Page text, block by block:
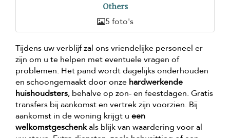
Others
5 foto's
Tijdens uw verblijf zal ons vriendelijke personeel er
zijn om u te helpen met eventuele vragen of
problemen. Het pand wordt dagelijks onderhouden
en schoongemaakt door onze hardwerkende
huishoudsters, behalve op zon- en feestdagen. Gratis
transfers bij aankomst en vertrek zijn voorzien. Bij
aankomst in de woning krijgt u een
welkomstgeschenkals blijk van waardering voor al